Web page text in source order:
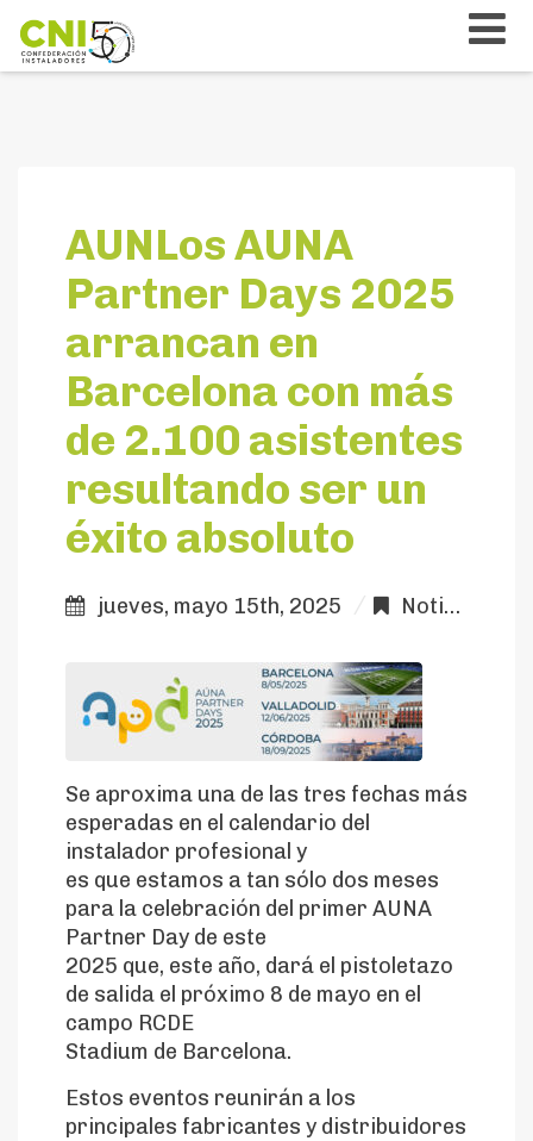
AUNLos AUNA
Partner Days 2025
arrancan en
Barcelona con más
de 2.100 asistentes
resultando ser un
éxito absoluto
jueves, mayo 15th, 2025 Noticias Colaboradores
Se aproxima una de las tres fechas más
esperadas en el calendario del
instalador profesional y
es que estamos a tan sólo dos meses
para la celebración del primer AUNA
Partner Day de este
2025 que, este año, dará el pistoletazo
de salida el próximo 8 de mayo en el
campo RCDE
Stadium de Barcelona.
Estos eventos reunirán a los
principales fabricantes y distribuidores